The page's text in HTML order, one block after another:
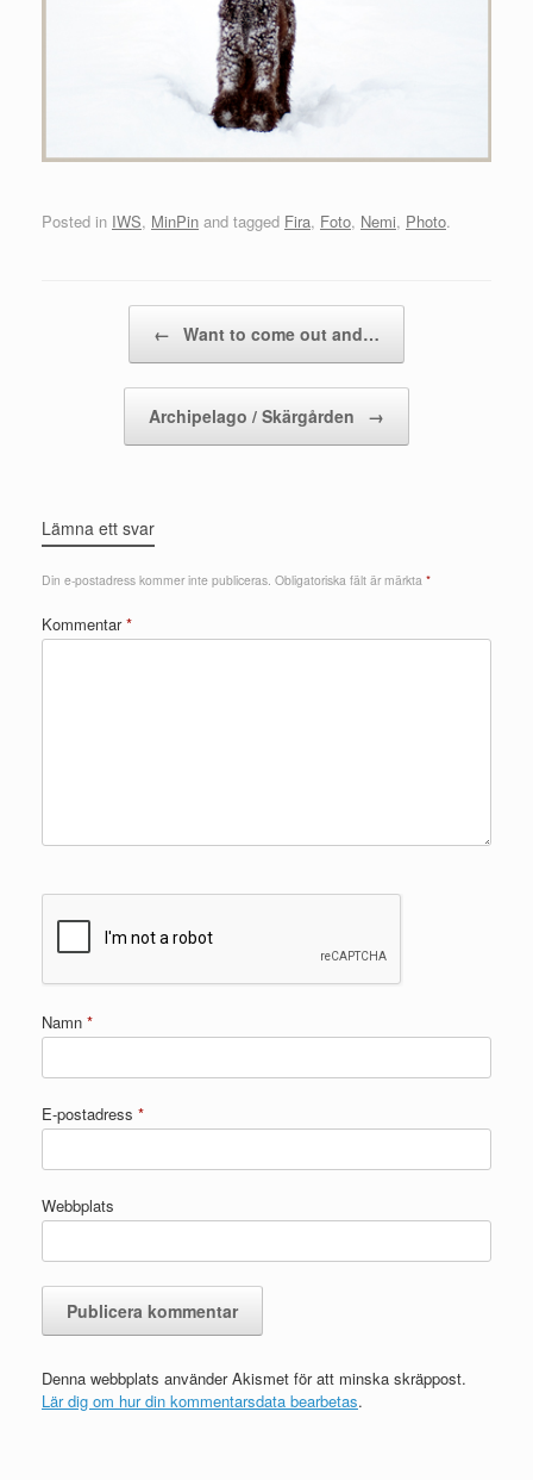
Posted in IWS, MinPin and tagged Fira, Foto, Nemi, Photo.
← Want to come out and…
Archipelago / Skärgården →
Lämna ett svar
Din e-postadress kommer inte publiceras. Obligatoriska fält är märkta *
Kommentar*
Namn *
E-postadress *
Webbplats
Denna webbplats använder Akismet för att minska skräppost.
Lär dig om hur din kommentarsdata bearbetas.